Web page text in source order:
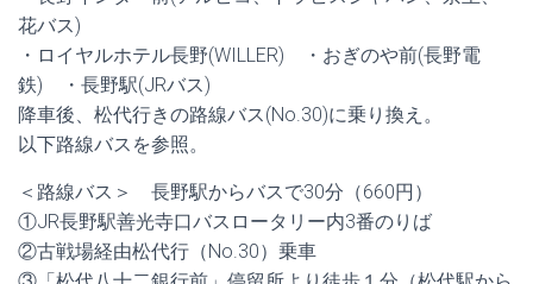
花バス)
・ロイヤルホテル長野(WILLER) ・おぎのや前(長野電
鉄) ・長野駅(JRバス)
降車後、松代行きの路線バス(No.30)に乗り換え。
以下路線バスを参照。
＜路線バス＞ 長野駅からバスで30分（660円）
①JR長野駅善光寺口バスロータリー内3番のりば
②古戦場経由松代行（No.30）乗車